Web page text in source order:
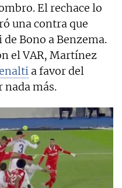
El rechace lo
una contra que
Bono a Benzema.
el VAR, Martínez
a favor del
nada más.